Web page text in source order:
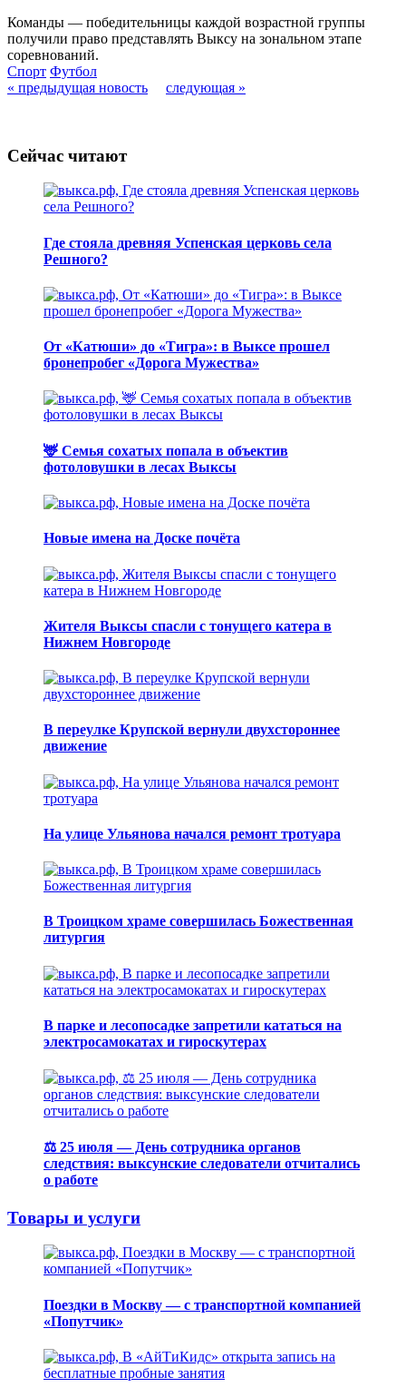
Команды — победительницы каждой возрастной группы
получили право представлять Выксу на зональном этапе
соревнований.
Спорт Футбол
« предыдущая новость
следующая »
Сейчас читают
Где стояла древняя Успенская церковь села
Решного?
От «Катюши» до «Тигра»: в Выксе прошел
бронепробег «Дорога Мужества»
🦌 Семья сохатых попала в объектив
фотоловушки в лесах Выксы
Новые имена на Доске почёта
Жителя Выксы спасли с тонущего катера в
Нижнем Новгороде
В переулке Крупской вернули двухстороннее
движение
На улице Ульянова начался ремонт тротуара
В Троицком храме совершилась Божественная
литургия
В парке и лесопосадке запретили кататься на
электросамокатах и гироскутерах
⚖️ 25 июля — День сотрудника органов
следствия: выксунские следователи отчитались
о работе
Товары и услуги
Поездки в Москву — с транспортной компанией
«Попутчик»